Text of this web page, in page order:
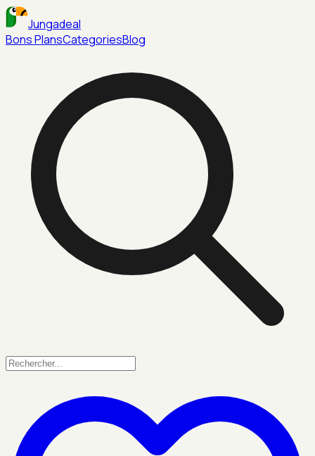
Jungadeal
Bons PlansCategoriesBlog